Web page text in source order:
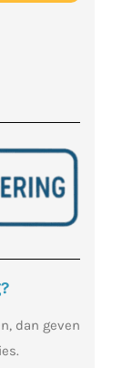
dan geven